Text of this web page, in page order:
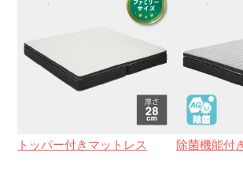
トッパー付きマットレス 除菌機能付